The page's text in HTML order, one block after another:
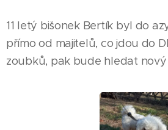
11 letý bišonek Bertík byl do
přímo od majitelů, co jdou do
zoubků, pak bude hledat nový